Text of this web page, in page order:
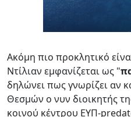
Ακόμη πιο προκλητικό
Ντίλιαν εμφανίζεται ως "
δηλώνει πως γνωρίζει αν
Θεσμών ο νυν διοικητής
κοινού κέντρου ΕΥΠ-